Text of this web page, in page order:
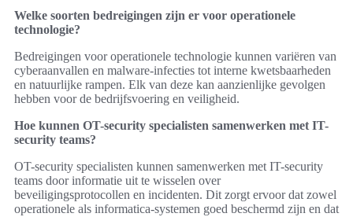
Welke soorten bedreigingen zijn er voor operationele
technologie?
Bedreigingen voor operationele technologie kunnen variëren van
cyberaanvallen en malware-infecties tot interne kwetsbaarheden
en natuurlijke rampen. Elk van deze kan aanzienlijke gevolgen
hebben voor de bedrijfsvoering en veiligheid.
Hoe kunnen OT-security specialisten samenwerken met IT-
security teams?
OT-security specialisten kunnen samenwerken met IT-security
teams door informatie uit te wisselen over
beveiligingsprotocollen en incidenten. Dit zorgt ervoor dat zowel
operationele als informatica-systemen goed beschermd zijn en dat